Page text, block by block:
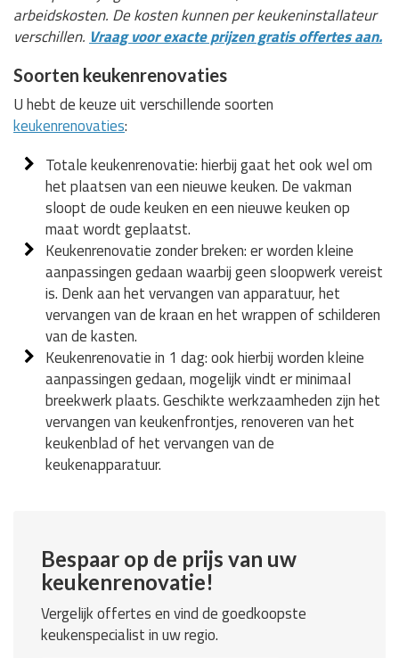
arbeidskosten. De kosten kunnen per keukeninstallateur
verschillen. Vraag voor exacte prijzen gratis offertes aan.
Soorten keukenrenovaties
U hebt de keuze uit verschillende soorten
keukenrenovaties:
Totale keukenrenovatie: hierbij gaat het ook wel om
het plaatsen van een nieuwe keuken. De vakman
sloopt de oude keuken en een nieuwe keuken op
maat wordt geplaatst.
Keukenrenovatie zonder breken: er worden kleine
aanpassingen gedaan waarbij geen sloopwerk vereist
is. Denk aan het vervangen van apparatuur, het
vervangen van de kraan en het wrappen of schilderen
van de kasten.
Keukenrenovatie in 1 dag: ook hierbij worden kleine
aanpassingen gedaan, mogelijk vindt er minimaal
breekwerk plaats. Geschikte werkzaamheden zijn het
vervangen van keukenfrontjes, renoveren van het
keukenblad of het vervangen van de
keukenapparatuur.
Bespaar op de prijs van uw
keukenrenovatie!
Vergelijk offertes en vind de goedkoopste
keukenspecialist in uw regio.